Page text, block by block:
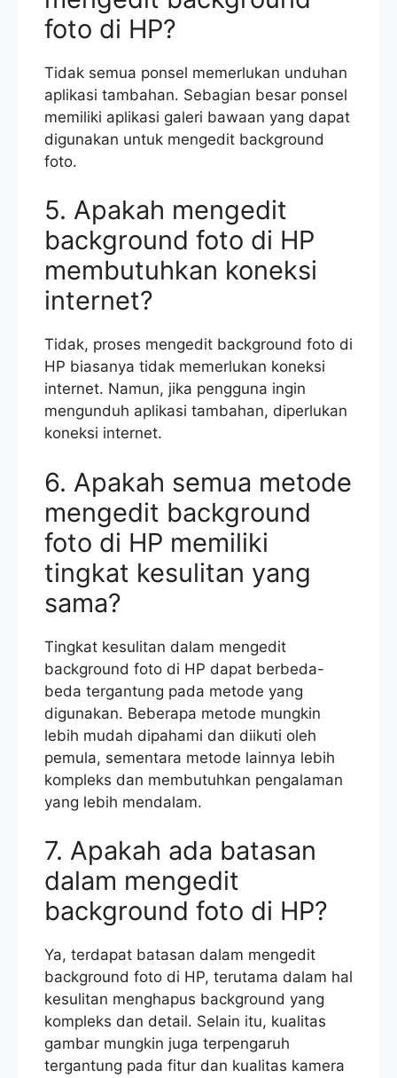
foto di HP?
Tidak semua ponsel memerlukan unduhan
aplikasi tambahan. Sebagian besar ponsel
memiliki aplikasi galeri bawaan yang dapat
digunakan untuk mengedit background
foto.
5. Apakah mengedit
background foto di HP
membutuhkan koneksi
internet?
Tidak, proses mengedit background foto di
HP biasanya tidak memerlukan koneksi
internet. Namun, jika pengguna ingin
mengunduh aplikasi tambahan, diperlukan
koneksi internet.
6. Apakah semua metode
mengedit background
foto di HP memiliki
tingkat kesulitan yang
sama?
Tingkat kesulitan dalam mengedit
background foto di HP dapat berbeda-
beda tergantung pada metode yang
digunakan. Beberapa metode mungkin
lebih mudah dipahami dan diikuti oleh
pemula, sementara metode lainnya lebih
kompleks dan membutuhkan pengalaman
yang lebih mendalam.
7. Apakah ada batasan
dalam mengedit
background foto di HP?
Ya, terdapat batasan dalam mengedit
background foto di HP, terutama dalam hal
kesulitan menghapus background yang
kompleks dan detail. Selain itu, kualitas
gambar mungkin juga terpengaruh
tergantung pada fitur dan kualitas kamera